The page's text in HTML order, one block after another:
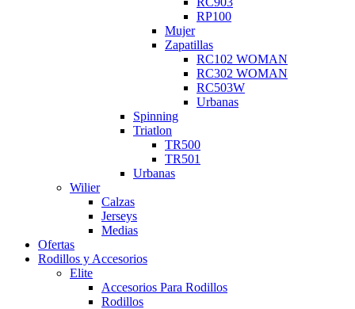
RP100
Mujer
Zapatillas
RC102 WOMAN
RC302 WOMAN
RC503W
Urbanas
Spinning
Triatlon
TR500
TR501
Urbanas
Wilier
Calzas
Jerseys
Medias
Ofertas
Rodillos y Accesorios
Elite
Accesorios Para Rodillos
Rodillos